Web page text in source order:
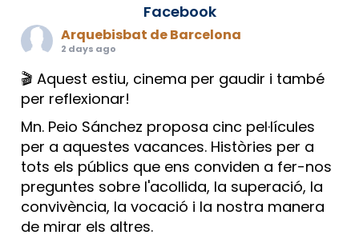
Facebook
Arquebisbat de Barcelona
2 days ago
🎬 Aquest estiu, cinema per gaudir i també
per reflexionar!
Mn. Peio Sánchez proposa cinc pel·lícules
per a aquestes vacances. Històries per a
tots els públics que ens conviden a fer-nos
preguntes sobre l'acollida, la superació, la
convivència, la vocació i la nostra manera
de mirar els altres.